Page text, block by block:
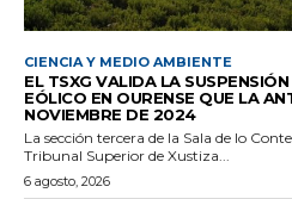
CIENCIA Y MEDIO AMBIENTE
EL TSXG VALIDA LA
EÓLICO EN OURENSE QUE LA
NOVIEMBRE DE 2024
La sección tercera de la Sala de lo
Tribunal Superior de Xustiza...
6 agosto, 2026